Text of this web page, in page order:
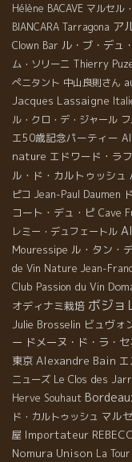
Hélène BACAVE マルセル
BIANCARA Tarragona ア
Clown Bar ル・ブ・デュ
ム・ソリーニ Thierry
ぺニタント 中山良則さん
Jacques Lassaigne
ル・クロ・デ・ジャール
エ50歳記念パーティー
nature エドワード・ラ
ル・ド・カルトゥッシュ
ピコ Jean-Paul Daumen
コート・デュ・ピ Cave
レミー・デュフェートル
Mouressipe ル・タン・
de Vin Nature Jean-
Club Passion du Vin
オディナミ栽培 ボジョ
Julie Brosselin ビュヴォ
ー ドメーヌ・ド・ラ・
東京 Alexandre Bain
ニューズ Le Clos des
Herve Souhaut
ド・カルトゥッシュ マル
屋 Importateur
Nomura Unison La